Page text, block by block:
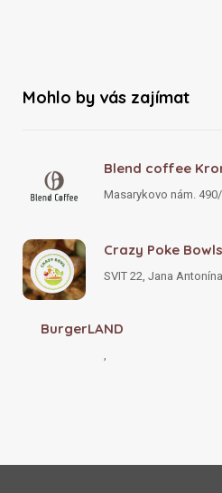
Mohlo by vás zajímat
Blend coffee
Masarykovo nám.
Crazy Poke Bowls
SVIT 22, Jana
BurgerLAND
,